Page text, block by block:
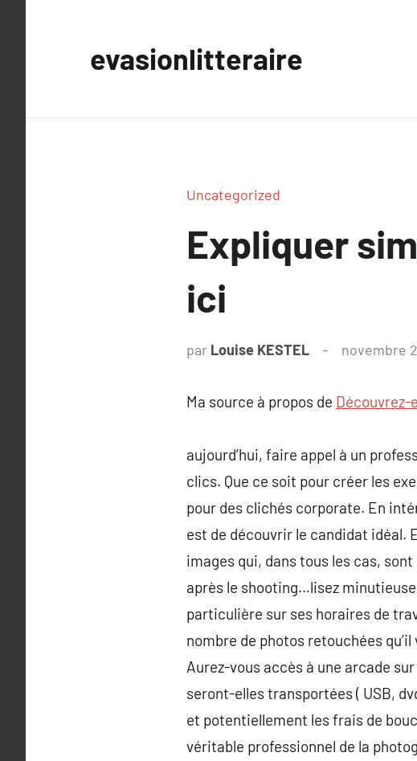
evasionlitteraire
Uncategorized
Expliquer
ici
par Louise KESTEL novembre
Ma source à propos de Découvrez-
aujourd’hui, faire appel à un
clics. Que ce soit pour créer les
pour des clichés corporate. En
est de découvrir le candidat idéal.
images qui, dans tous les cas,
après le shooting…lisez
particulière sur ses horaires de
nombre de photos retouchées
Aurez-vous accès à une arcade
seront-elles transportées ( USB,
et potentiellement les frais de
véritable professionnel de la